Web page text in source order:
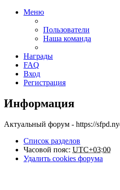
Меню
Пользователи
Наша команда
Награды
FAQ
Вход
Регистрация
Информация
Актуальный форум - https://
Список разделов
Часовой пояс: UTC+03:00
Удалить cookies форума